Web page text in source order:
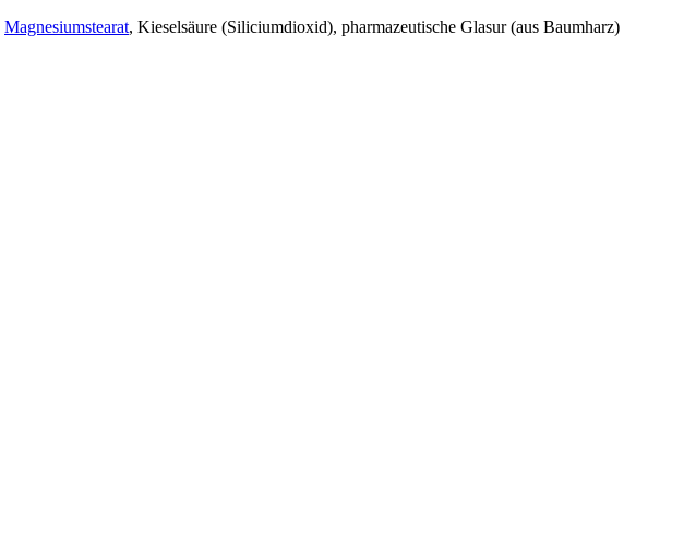
Magnesiumstearat, Kieselsäure (Siliciumdioxid), pharmazeutische Glasur (aus Baumharz)